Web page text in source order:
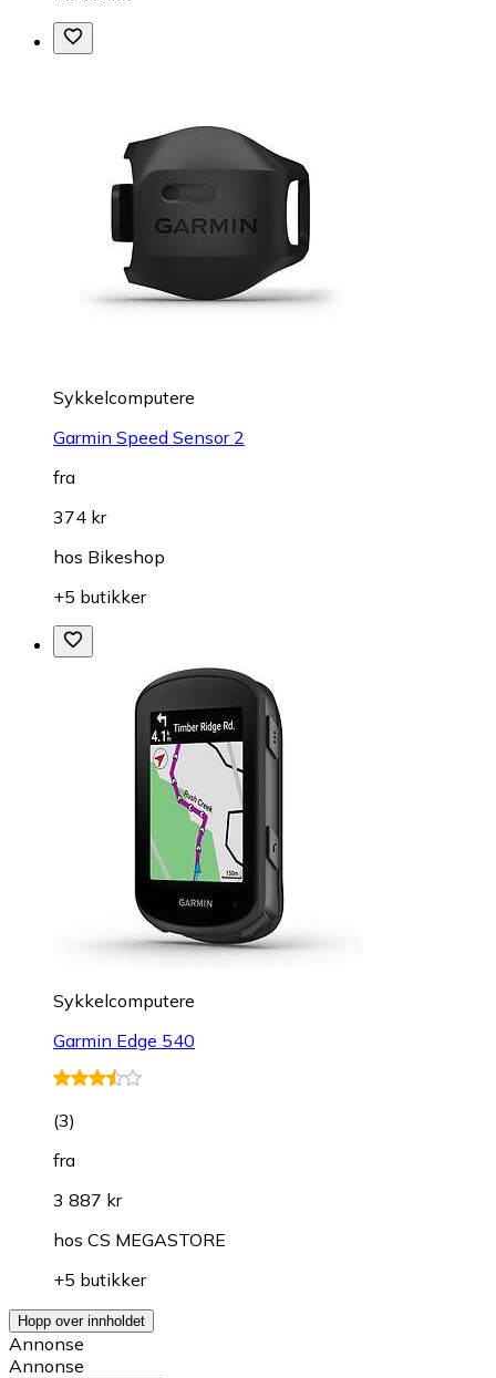
Sykkelcomputere
Garmin Speed Sensor 2
fra
374 kr
hos Bikeshop
+5 butikker
Sykkelcomputere
Garmin Edge 540
(3)
fra
3 887 kr
hos CS MEGASTORE
+5 butikker
Hopp over innholdet
Annonse
Annonse